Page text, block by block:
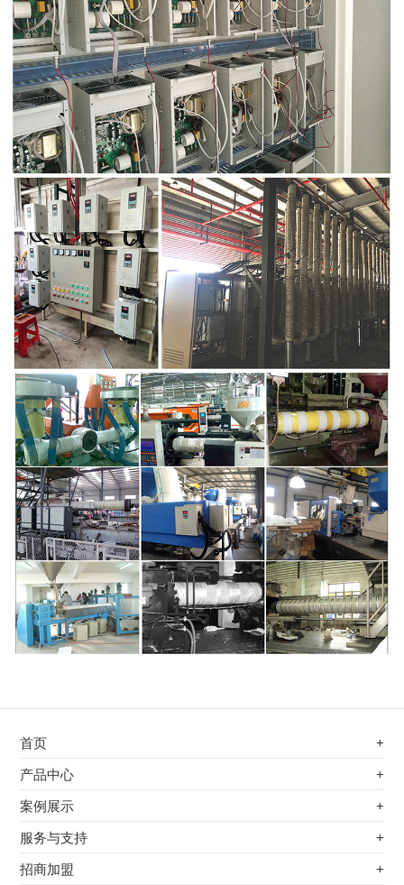
首页 +
不锈钢专用电磁加热器
电磁蒸汽发生器
变频电磁热风炉
产品中心 +
不锈钢专用电磁加热器
电磁蒸汽发生器
变频电磁热风炉
案例展示 +
最新案例
其他应用
服务与支持 +
服务覆盖网络
招商加盟 +